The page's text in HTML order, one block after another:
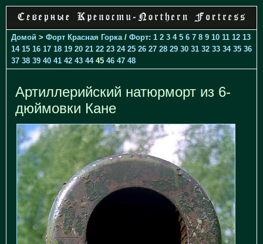
Домой > Форт Красная Горка / Форт: 1 2 3 4 5 6 7 8 9 10 11 12 13
14 15 16 17 18 19 20 21 22 23 24 25 26 27 28 29 30 31 32 33 34 35 36
37 38 39 40 41 42 43 4445 46 47 48
Артиллерийский натюрморт из 6-
дюймовки Кане